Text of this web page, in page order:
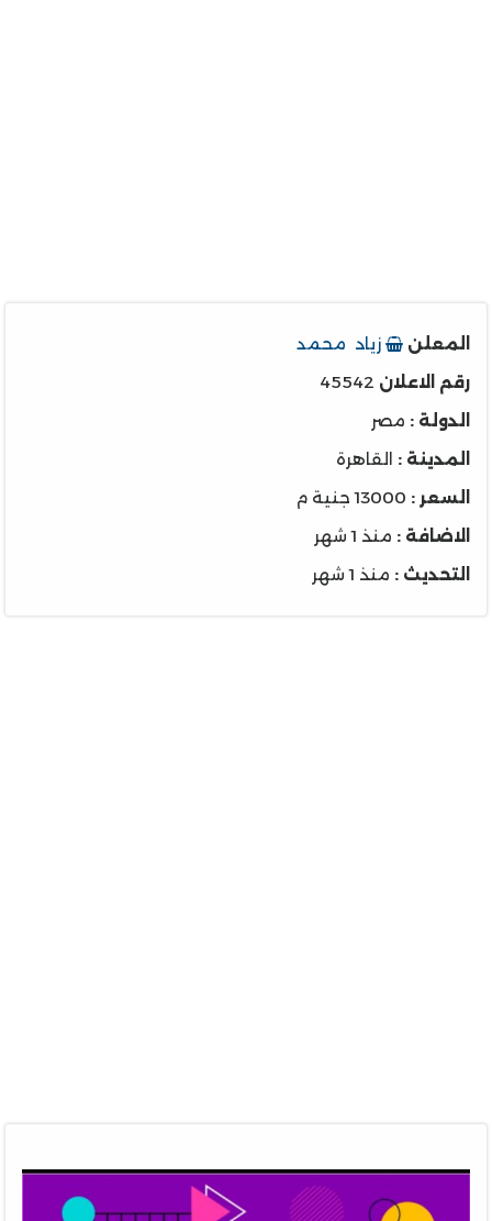
المعلن
زياد محمد
رقم الاعلان 45542
الدولة : مصر
المدينة : القاهرة
السعر : 13000 جنية م
الاضافة : منذ 1 شهر
التحديث : منذ 1 شهر